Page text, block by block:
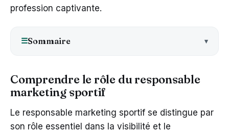
profession captivante.
☰Sommaire
Comprendre le rôle du responsable
marketing sportif
Le responsable marketing sportif se distingue par
son rôle essentiel dans la visibilité et le